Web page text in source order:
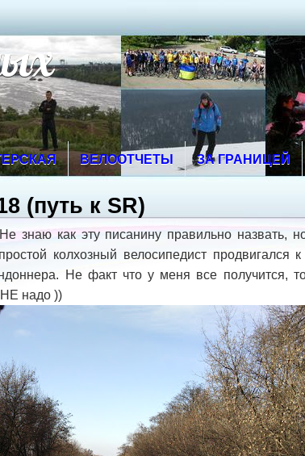
ВЕЛООТЧЕТЫ ЗА ГРАНИЦЕЙ
(путь к SR)
знаю как эту писанину правильно назвать,
колхозный велосипедист продвигался
Не факт что у меня все получится,
НЕ надо ))